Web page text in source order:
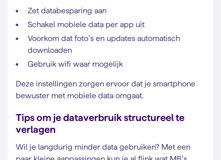
Zet databesparing aan
Schakel mobiele data per app uit
Voorkom dat foto’s en updates automatisch
downloaden
Gebruik wifi waar mogelijk
Deze instellingen zorgen ervoor dat je smartphone
bewuster met mobiele data omgaat.
Tips om je dataverbruik structureel te
verlagen
Wil je langdurig minder data gebruiken? Met een